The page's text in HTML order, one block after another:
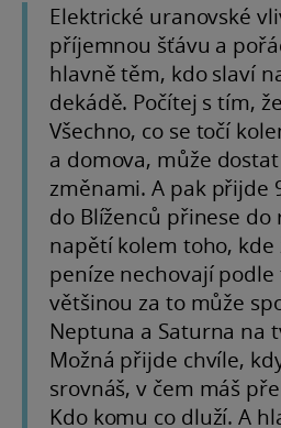
Elektrické uranovské
příjemnou šťávu a
hlavně těm, kdo slaví
dekádě. Počítej s tím,
Všechno, co se točí
a domova, může
změnami. A pak přijde
do Blíženců přinese
napětí kolem toho, kde
peníze nechovají
většinou za to může
Neptuna a Saturna na
Možná přijde chvíle,
srovnáš, v čem máš
Kdo komu co dluží. A